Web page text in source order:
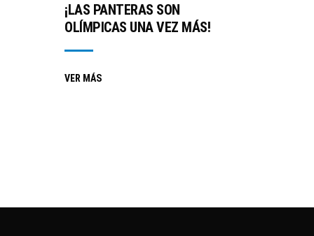
¡LAS PANTERAS SON
OLÍMPICAS UNA VEZ MÁS!
VER MÁS